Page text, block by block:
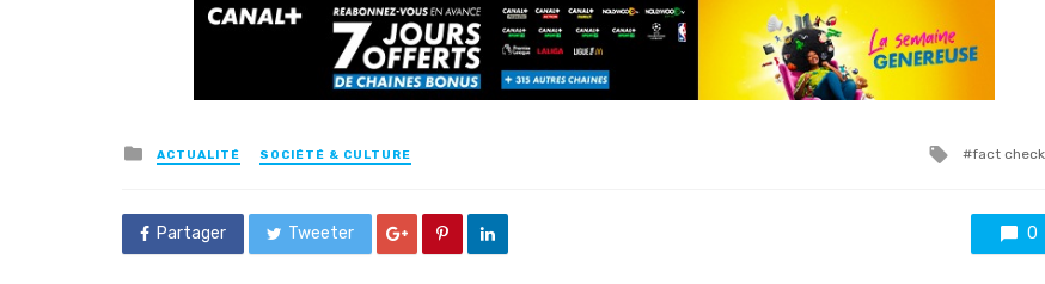
Posted
in
ACTUALITÉ SOCIÉTÉ & CULTURE
Tagged
fact
Partager Tweeter 0